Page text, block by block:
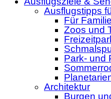
Ausflugstipps
Für
Zoos und
Park- und
Architektur
Burgen